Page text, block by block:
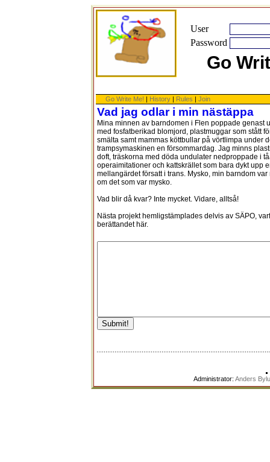
User
Password
Go
Go Write Me! | History | Rules | Join
Vad jag odlar i min nästäppa
Mina minnen av barndomen i Flen poppade genast
med fosfatberikad blomjord, plastmuggar som stått
smälta samt mammas köttbullar på vörtlimpa under
trampsymaskinen en försommardag. Jag minns
doft, träskorna med döda undulater nedproppade i
operaimitationer och kattskrället som bara dykt upp
mellangärdet försatt i trans. Mysko, min barndom
om det som var mysko.
Vad blir då kvar? Inte mycket. Vidare, alltså!
Nästa projekt hemligstämplades delvis av SÄPO,
berättandet här.
Administrator: Anders